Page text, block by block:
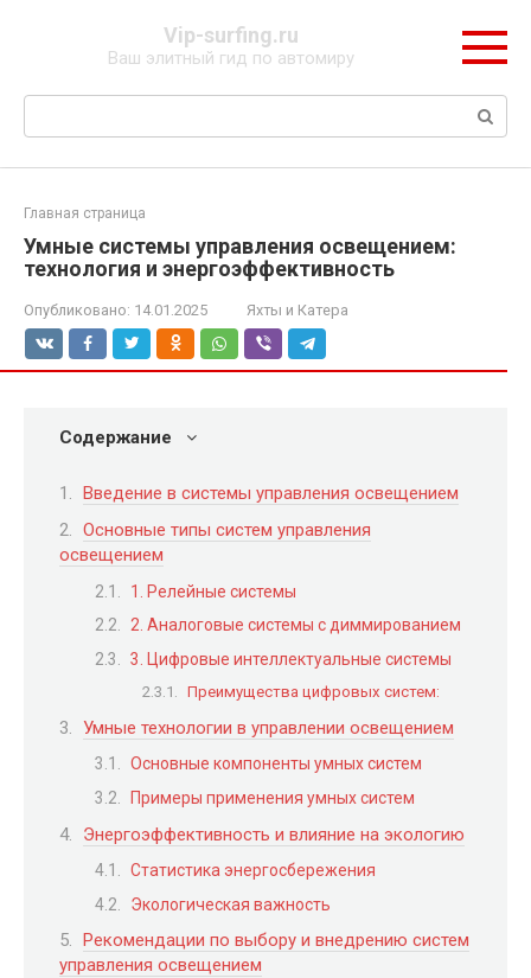
Vip-surfing.ru
Ваш элитный гид по автомиру
Поиск:
Главная страница
Умные системы управления освещением:
технология и энергоэффективность
Опубликовано: 14.01.2025 Яхты и Катера
Содержание
Введение в системы управления освещением
Основные типы систем управления
освещением
1. Релейные системы
2. Аналоговые системы с диммированием
3. Цифровые интеллектуальные системы
Преимущества цифровых систем:
Умные технологии в управлении освещением
Основные компоненты умных систем
Примеры применения умных систем
Энергоэффективность и влияние на экологию
Статистика энергосбережения
Экологическая важность
Рекомендации по выбору и внедрению систем
управления освещением